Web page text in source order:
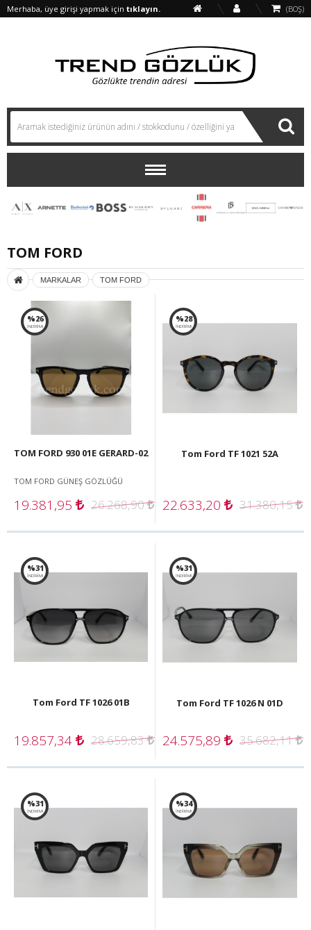
(BOŞ)
Merhaba, üye girişi yapmak için tıklayın.
TOM FORD
MARKALAR TOM FORD
%26
İNDİRİM!
TOM FORD 930 01E GERARD-02
TOM FORD GÜNEŞ GÖZLÜĞÜ
19.381,95 26.268,90
%28
İNDİRİM!
Tom Ford TF 1021 52A
22.633,20 31.380,15
%31
İNDİRİM!
Tom Ford TF 1026 01B
19.857,34 28.659,83
%31
İNDİRİM!
Tom Ford TF 1026 N 01D
24.575,89 35.682,11
%31
İNDİRİM!
%34
İNDİRİM!